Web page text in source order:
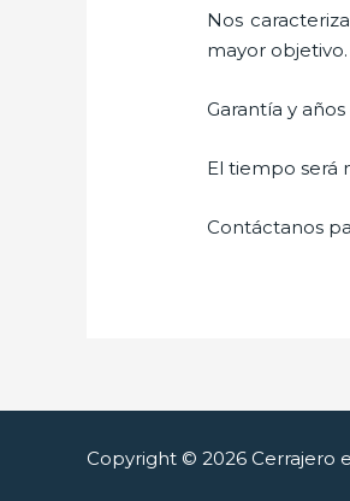
Nos
mayor
Garantía y
El tiempo será
Contáctanos
Copyright © 2026 Cerrajero